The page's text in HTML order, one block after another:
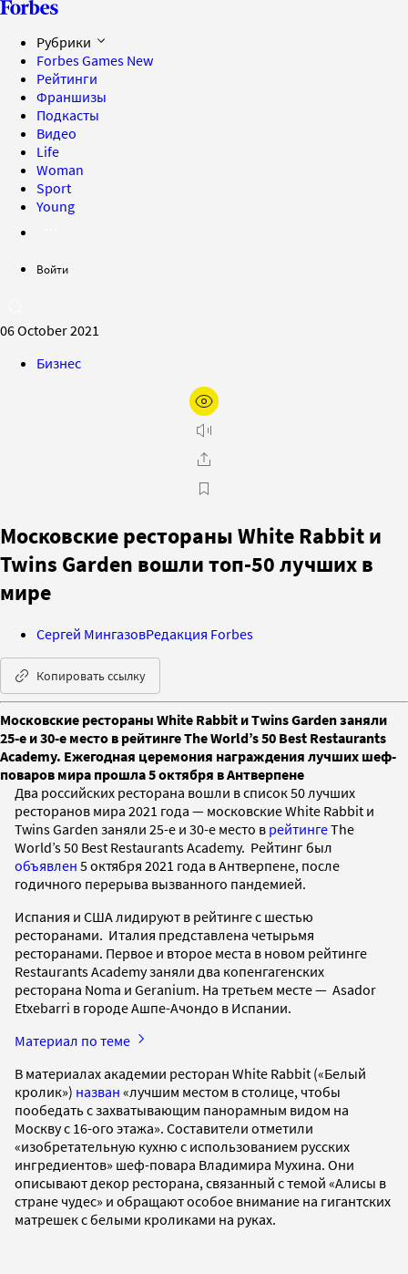
Рубрики
Forbes Games New
Рейтинги
Франшизы
Подкасты
Видео
Life
Woman
Sport
Young
Войти
06 October 2021
Бизнес
Московские рестораны White Rabbit и
Twins Garden вошли топ-50 лучших в
мире
Сергей МингазовРедакция Forbes
Копировать ссылку
Московские рестораны White Rabbit и Twins Garden заняли
25-е и 30-е место в рейтинге The World’s 50 Best Restaurants
Academy. Ежегодная церемония награждения лучших шеф-
поваров мира прошла 5 октября в Антверпене
Два российских ресторана вошли в список 50 лучших
ресторанов мира 2021 года — московские White Rabbit и
Twins Garden заняли 25-е и 30-е место в рейтингеThe
World’s 50 Best Restaurants Academy. Рейтинг был
объявлен 5 октября 2021 года в Антверпене, после
годичного перерыва вызванного пандемией.
Испания и США лидируют в рейтинге с шестью
ресторанами. Италия представлена четырьмя
ресторанами. Первое и второе места в новом рейтинге
Restaurants Academy заняли два копенгагенских
ресторана Noma и Geranium. На третьем месте — Asador
Etxebarri в городе Ашпе-Ачондо в Испании.
Материал по теме
В материалах академии ресторан White Rabbit («Белый
кролик») назван «лучшим местом в столице, чтобы
пообедать с захватывающим панорамным видом на
Москву с 16-ого этажа». Составители отметили
«изобретательную кухню с использованием русских
ингредиентов» шеф-повара Владимира Мухина. Они
описывают декор ресторана, связанный с темой «Алисы в
стране чудес» и обращают особое внимание на гигантских
матрешек с белыми кроликами на руках.